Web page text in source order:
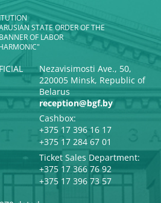
STATE ORDER OF THE
OF LABOR
Nezavisimosti Ave., 50,
220005 Minsk, Republic of
Belarus
reception@bgf.by
Cashbox:
+375 17 396 16 17
+375 17 284 67 01
Ticket Sales Department:
+375 17 366 76 92
+375 17 396 73 57